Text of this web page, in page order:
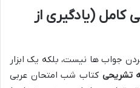
کامل (یادگیری از
جواب ها نیست، بلکه یک ابزار
تشریحی کتاب شب امتحان عربی